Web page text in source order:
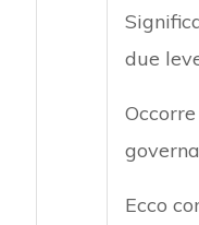
due
Ecco